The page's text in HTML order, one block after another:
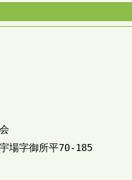
場字御所平70-185